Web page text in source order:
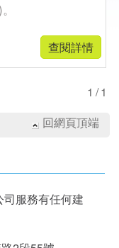
查閱詳情
1/1
回網頁頂端
服務有任何建